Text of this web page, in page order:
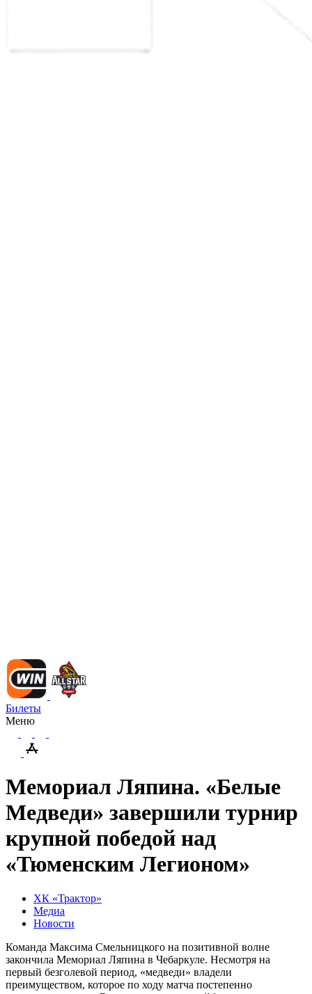
Билеты
Меню
Мемориал Ляпина. «Белые
Медведи» завершили турнир
крупной победой над
«Тюменским Легионом»
ХК «Трактор»
Медиа
Новости
Команда Максима Смельницкого на позитивной волне
закончила Мемориал Ляпина в Чебаркуле. Несмотря на
первый безголевой период, «медведи» владели
преимуществом, которое по ходу матча постепенно